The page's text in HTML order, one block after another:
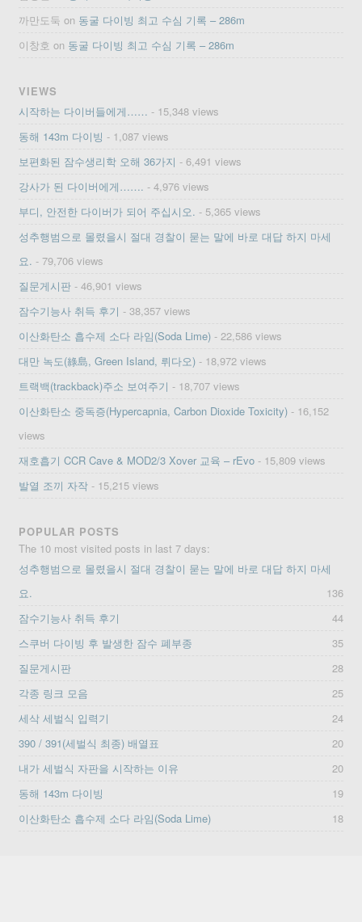
까만도둑 on 동굴 다이빙 최고 수심 기록 – 286m
이창호 on 동굴 다이빙 최고 수심 기록 – 286m
VIEWS
시작하는 다이버들에게…… - 15,348 views
동해 143m 다이빙 - 1,087 views
보편화된 잠수생리학 오해 36가지 - 6,491 views
강사가 된 다이버에게……. - 4,976 views
부디, 안전한 다이버가 되어 주십시오. - 5,365 views
성추행범으로 몰렸을시 절대 경찰이 묻는 말에 바로 대답 하지 마세
요. - 79,706 views
질문게시판 - 46,901 views
잠수기능사 취득 후기 - 38,357 views
이산화탄소 흡수제 소다 라임(Soda Lime) - 22,586 views
대만 녹도(綠島, Green Island, 뤼다오) - 18,972 views
트랙백(trackback)주소 보여주기 - 18,707 views
이산화탄소 중독증(Hypercapnia, Carbon Dioxide Toxicity) - 16,152
views
재호흡기 CCR Cave & MOD2/3 Xover 교육 – rEvo - 15,809 views
발열 조끼 자작 - 15,215 views
POPULAR POSTS
The 10 most visited posts in last 7 days:
성추행범으로 몰렸을시 절대 경찰이 묻는 말에 바로 대답 하지 마세
요.
136
잠수기능사 취득 후기
44
스쿠버 다이빙 후 발생한 잠수 폐부종
35
질문게시판
28
각종 링크 모음
25
세삭 세벌식 입력기
24
390 / 391(세벌식 최종) 배열표
20
내가 세벌식 자판을 시작하는 이유
20
동해 143m 다이빙
19
이산화탄소 흡수제 소다 라임(Soda Lime)
18